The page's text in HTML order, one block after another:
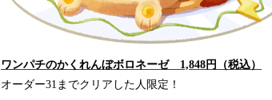
ワンパチのかくれんぼボロネーゼ 1,848円（税込）
オーダー31までクリアした人限定！